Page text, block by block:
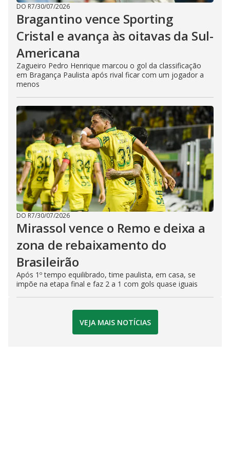
DO R7/30/07/2026
Bragantino vence Sporting
Cristal e avança às oitavas da Sul-
Americana
Zagueiro Pedro Henrique marcou o gol da classificação
em Bragança Paulista após rival ficar com um jogador a
menos
DO R7/30/07/2026
Mirassol vence o Remo e deixa a
zona de rebaixamento do
Brasileirão
Após 1º tempo equilibrado, time paulista, em casa, se
impõe na etapa final e faz 2 a 1 com gols quase iguais
VEJA MAIS NOTÍCIAS